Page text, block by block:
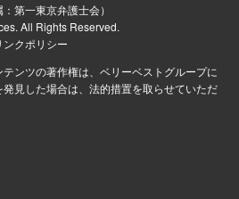
第一東京弁護士会）
All Rights Reserved.
クポリシー
ンツの著作権は、ベリーベストグループに
見した場合は、法的措置を取らせていただ